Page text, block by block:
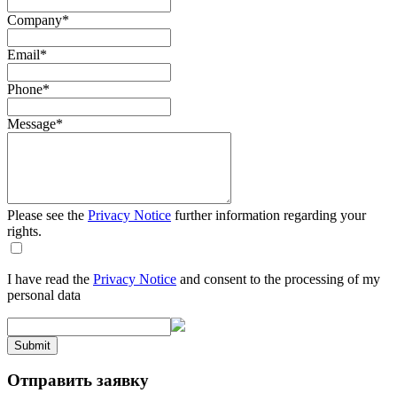
Company*
Email*
Phone*
Message*
Please see the Privacy Notice further information regarding your
rights.
I have read the Privacy Notice and consent to the processing of my
personal data
Submit
Отправить заявку